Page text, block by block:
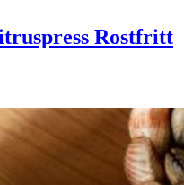
Rostfritt